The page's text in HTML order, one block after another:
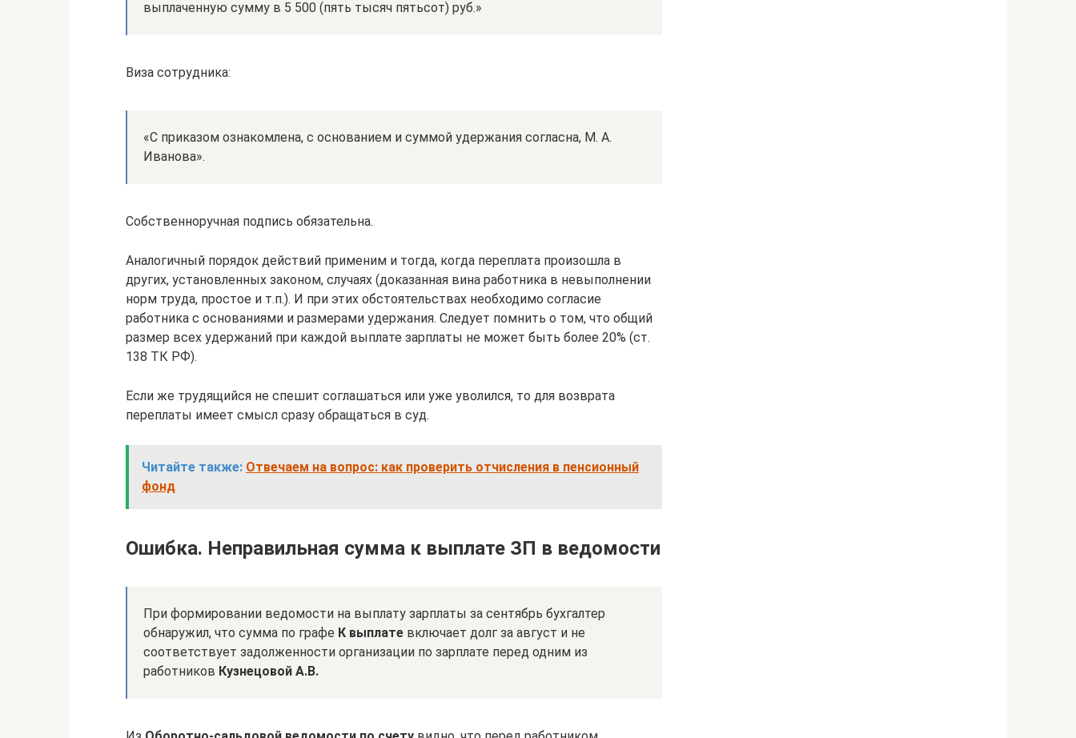
выплаченную сумму в 5 500 (пять тысяч пятьсот) руб.»
Виза сотрудника:
«С приказом ознакомлена, с основанием и суммой удержания согласна, М. А.
Иванова».
Собственноручная подпись обязательна.
Аналогичный порядок действий применим и тогда, когда переплата произошла в
других, установленных законом, случаях (доказанная вина работника в невыполнении
норм труда, простое и т.п.). И при этих обстоятельствах необходимо согласие
работника с основаниями и размерами удержания. Следует помнить о том, что общий
размер всех удержаний при каждой выплате зарплаты не может быть более 20% (ст.
138 ТК РФ).
Если же трудящийся не спешит соглашаться или уже уволился, то для возврата
переплаты имеет смысл сразу обращаться в суд.
Читайте также: Отвечаем на вопрос: как проверить отчисления в пенсионный
фонд
Ошибка. Неправильная сумма к выплате ЗП в ведомости
При формировании ведомости на выплату зарплаты за сентябрь бухгалтер
обнаружил, что сумма по графе К выплате включает долг за август и не
соответствует задолженности организации по зарплате перед одним из
работников Кузнецовой А.В.